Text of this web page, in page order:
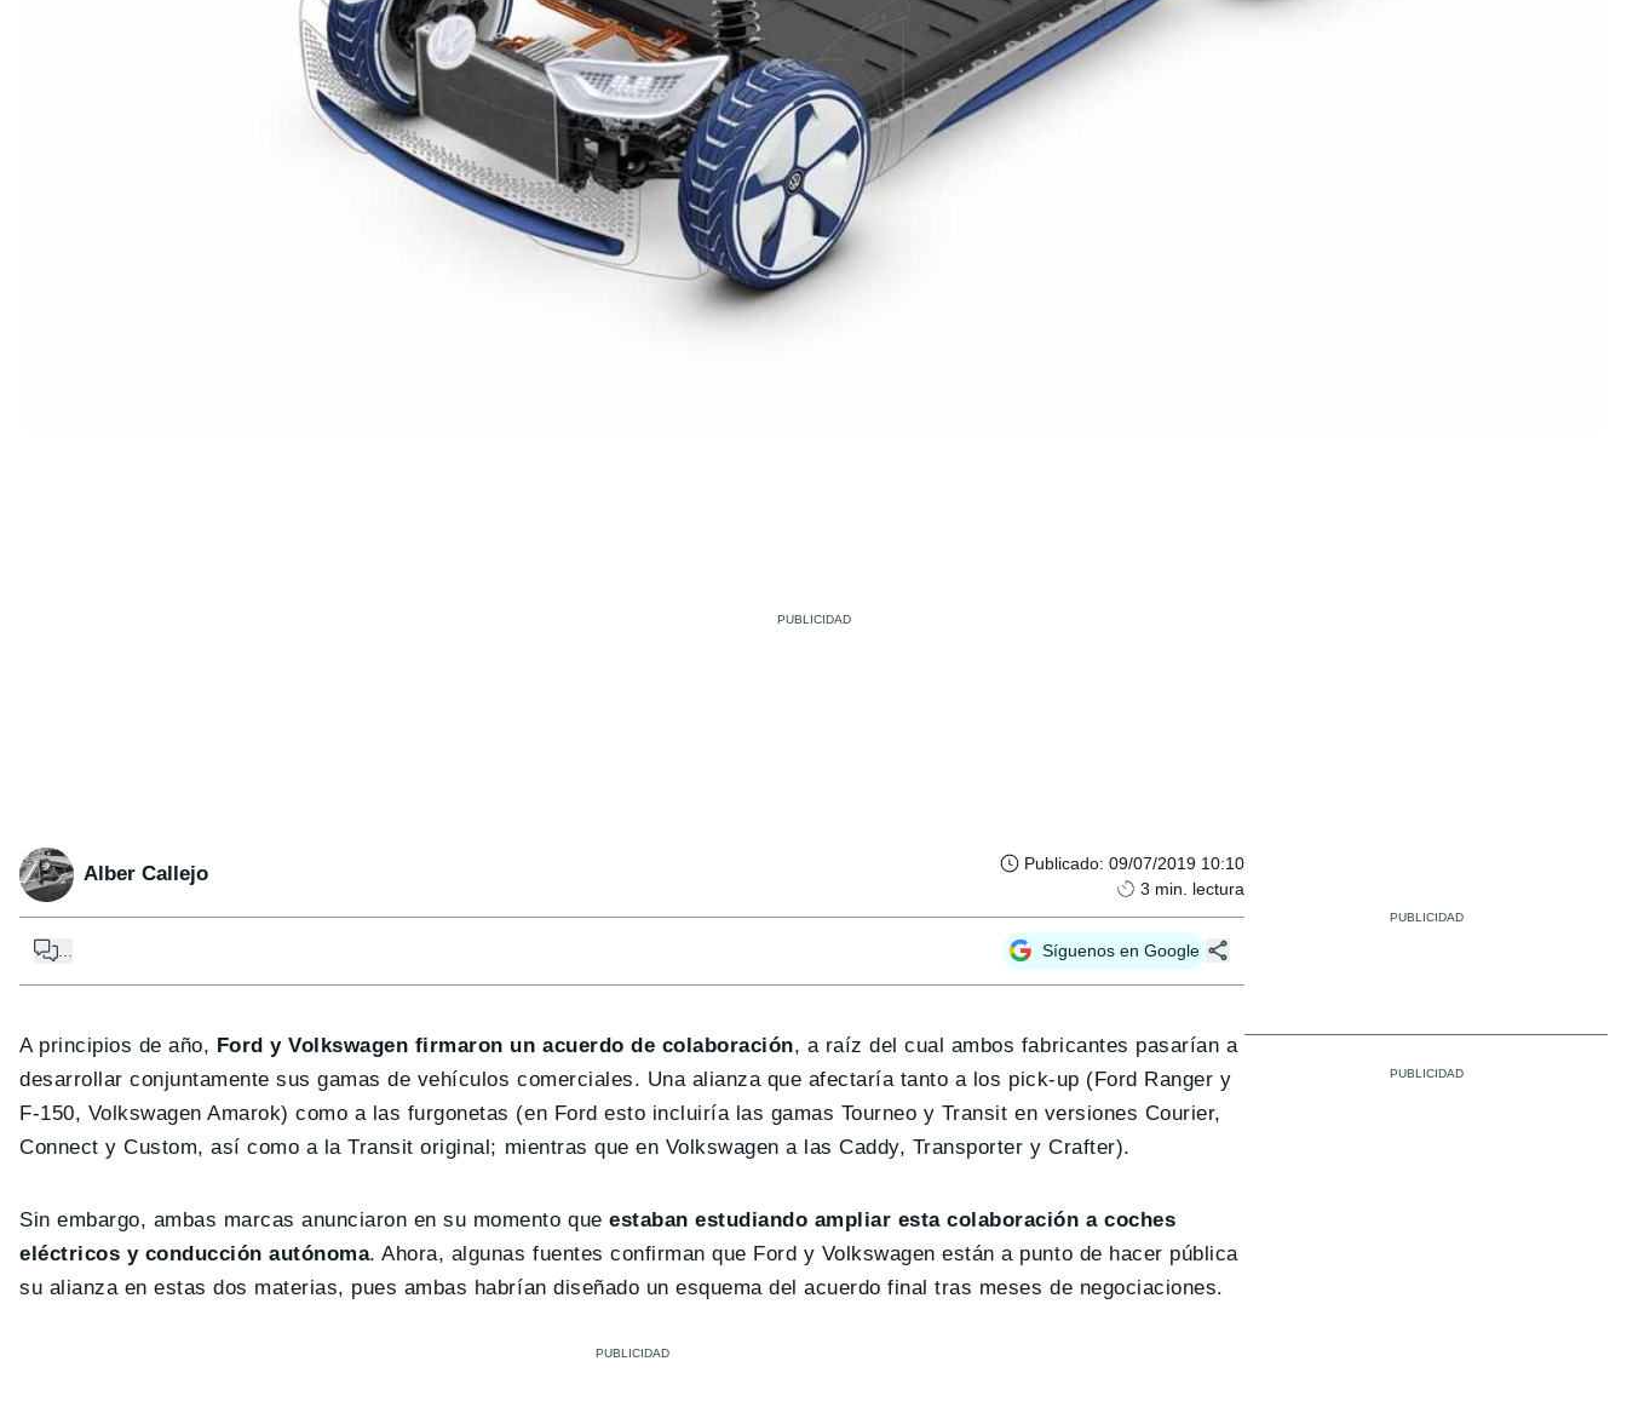
Alber Callejo Publicado: 09/07/2019 10:10
3 min. lectura
Síguenos en Google
A principios de año, Ford y Volkswagen firmaron un acuerdo de colaboración, a raíz del cual ambos fabricantes pasarían a
desarrollar conjuntamente sus gamas de vehículos comerciales. Una alianza que afectaría tanto a los pick-up (Ford Ranger y
F-150, Volkswagen Amarok) como a las furgonetas (en Ford esto incluiría las gamas Tourneo y Transit en versiones Courier,
Connect y Custom, así como a la Transit original; mientras que en Volkswagen a las Caddy, Transporter y Crafter).
Sin embargo, ambas marcas anunciaron en su momento queestaban estudiando ampliar esta colaboración a coches
eléctricos y conducción autónoma. Ahora, algunas fuentes confirman que Ford y Volkswagen están a punto de hacer pública
su alianza en estas dos materias, pues ambas habrían diseñado un esquema del acuerdo final tras meses de negociaciones.